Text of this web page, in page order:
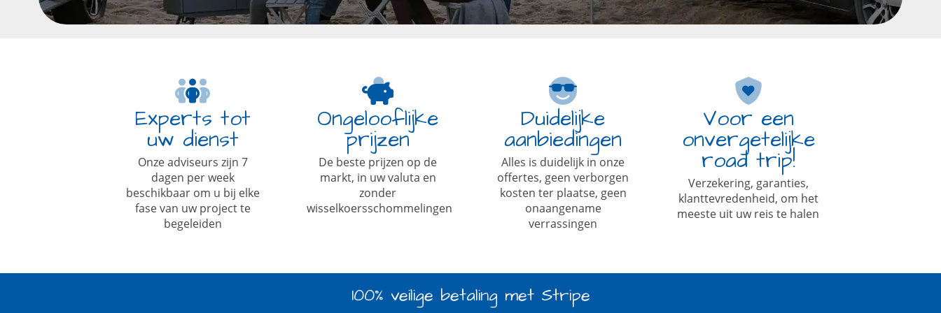
Experts tot
uw dienst
Onze adviseurs zijn 7
dagen per week
beschikbaar om u bij elke
fase van uw project te
begeleiden
Ongelooflijke
prijzen
De beste prijzen op de
markt, in uw valuta en
zonder
wisselkoersschommelingen
Duidelijke
aanbiedingen
Alles is duidelijk in onze
offertes, geen verborgen
kosten ter plaatse, geen
onaangename
verrassingen
Voor een
onvergetelijke
road trip!
Verzekering, garanties,
klanttevredenheid, om het
meeste uit uw reis te halen
100% veilige betaling met Stripe